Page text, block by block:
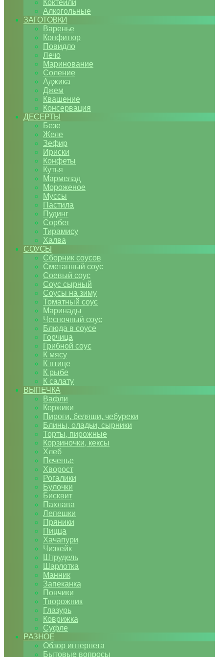
Коктейли
Алкогольные
ЗАГОТОВКИ
Варенье
Конфитюр
Повидло
Лечо
Маринование
Соление
Аджика
Джем
Квашение
Консервация
ДЕСЕРТЫ
Безе
Желе
Зефир
Ириски
Конфеты
Кутья
Мармелад
Мороженое
Муссы
Пастила
Пудинг
Сорбет
Тирамису
Халва
СОУСЫ
Сборник соусов
Сметанный соус
Соевый соус
Соус сырный
Соусы на зиму
Томатный соус
Маринады
Чесночный соус
Блюда в соусе
Горчица
Грибной соус
К мясу
К птице
К рыбе
К салату
ВЫПЕЧКА
Вафли
Коржики
Пироги, беляши, чебуреки
Блины, оладьи, сырники
Торты, пирожные
Корзиночки, кексы
Хлеб
Печенье
Хворост
Рогалики
Булочки
Бисквит
Пахлава
Лепешки
Пряники
Пицца
Хачапури
Чизкейк
Штрудель
Шарлотка
Манник
Запеканка
Пончики
Творожник
Глазурь
Коврижка
Суфле
РАЗНОЕ
Обзор интернета
Бытовые вопросы